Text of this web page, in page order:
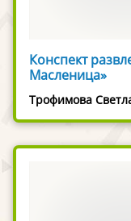
Конспект
Масленица»
Трофимова